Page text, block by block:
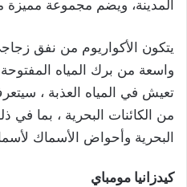
المدينة، ويضم مجموعة مميزة
واسعة من برك المياه
تعيش في المياه العذبة ،
من الكائنات البحرية ، بما
البحرية وأحواض الأسماك
كيدزانيا مومباي